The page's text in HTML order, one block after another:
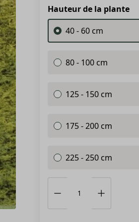
Hauteur de la plante
40 - 60 cm
80 - 100 cm
125 - 150 cm
175 - 200 cm
225 - 250 cm